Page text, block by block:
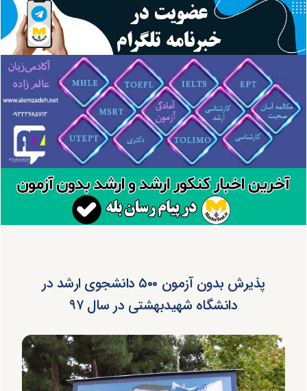
پذیرش بدون آزمون ۵۰۰ دانشجوی ارشد در
دانشگاه شهیدبهشتی در سال ۹۷